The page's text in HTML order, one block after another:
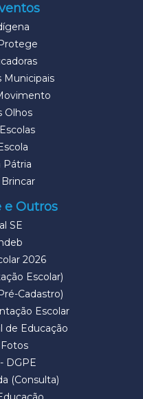
Municipais
Olhos
Pátria
e Outros
SE
2026
Escolar)
Cadastro)
Escolar
de Educação
DGPE
(Consulta)